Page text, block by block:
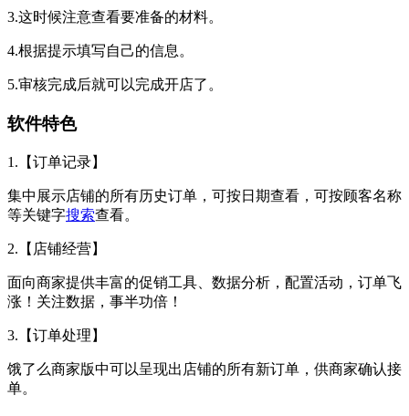
3.这时候注意查看要准备的材料。
4.根据提示填写自己的信息。
5.审核完成后就可以完成开店了。
软件特色
1.【订单记录】
集中展示店铺的所有历史订单，可按日期查看，可按顾客名称
等关键字搜索查看。
2.【店铺经营】
面向商家提供丰富的促销工具、数据分析，配置活动，订单飞
涨！关注数据，事半功倍！
3.【订单处理】
饿了么商家版中可以呈现出店铺的所有新订单，供商家确认接
单。